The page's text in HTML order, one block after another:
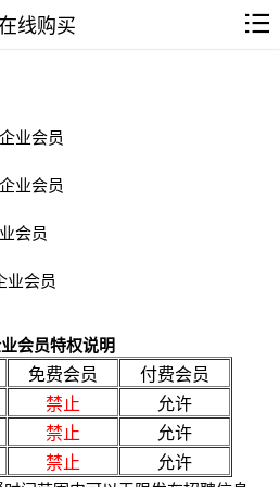
线购买
业会员
业会员
会员
业会员
会员特权说明
免费会员
付费会员
禁止
允许
禁止
允许
禁止 允许